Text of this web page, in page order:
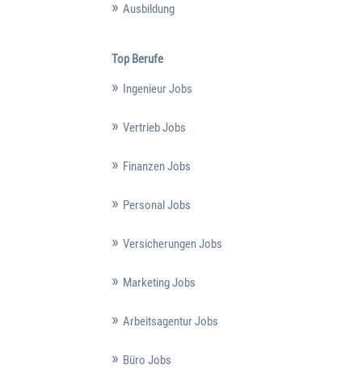
Ausbildung
Top Berufe
Ingenieur Jobs
Vertrieb Jobs
Finanzen Jobs
Personal Jobs
Versicherungen Jobs
Marketing Jobs
Arbeitsagentur Jobs
Büro Jobs